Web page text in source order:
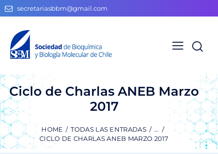
secretariasbbm@gmail.com
Ciclo de Charlas ANEB Marzo
2017
HOME TODAS LAS ENTRADAS
...
CICLO DE CHARLAS ANEB MARZO 2017